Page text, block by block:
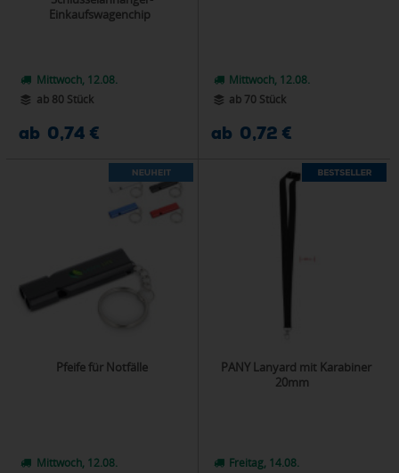
Einkaufswagenchip
Mittwoch, 12.08.
ab 80 Stück
ab 0,74 €
Mittwoch, 12.08.
ab 70 Stück
ab 0,72 €
Pfeife für Notfälle
Mittwoch, 12.08.
PANY Lanyard mit Karabiner
20mm
Freitag, 14.08.